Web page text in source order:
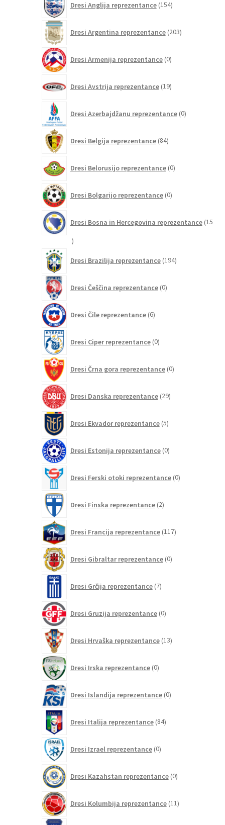
Dresi Anglija reprezentance 154izdelkov
Dresi Argentina reprezentance 203izdelki
Dresi Armenija reprezentance 0izdelkov
Dresi Avstrija reprezentance 19izdelkov
Dresi Azerbajdžanu reprezentance 0izdelkov
Dresi Belgija reprezentance 84izdelkov
Dresi Belorusijo reprezentance 0izdelkov
Dresi Bolgarijo reprezentance 0izdelkov
Dresi Bosna in Hercegovina reprezentance 15
15
Dresi Brazilija reprezentance 194izdelkov
Dresi Češčina reprezentance 0izdelkov
Dresi Čile reprezentance 6izdelkov
Dresi Ciper reprezentance 0izdelkov
Dresi Črna gora reprezentance 0izdelkov
Dresi Danska reprezentance 29izdelkov
Dresi Ekvador reprezentance 5izdelkov
Dresi Estonija reprezentance 0izdelkov
Dresi Ferski otoki reprezentance 0izdelkov
Dresi Finska reprezentance 2izdelka
Dresi Francija reprezentance 117izdelkov
Dresi Gibraltar reprezentance 0izdelkov
Dresi Grčija reprezentance 7izdelkov
Dresi Gruzija reprezentance 0izdelkov
Dresi Hrvaška reprezentance 13izdelkov
Dresi Irska reprezentance 0izdelkov
Dresi Islandija reprezentance 0izdelkov
Dresi Italija reprezentance 84izdelkov
Dresi Izrael reprezentance 0izdelkov
Dresi Kazahstan reprezentance 0izdelkov
Dresi Kolumbija reprezentance 11izdelkov